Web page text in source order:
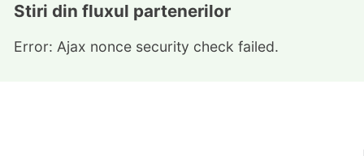
Stiri din fluxul partenerilor
Error: Ajax nonce security check failed.